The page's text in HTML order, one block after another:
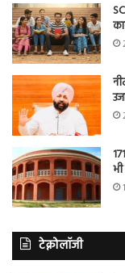
टेक्नोलॉजी